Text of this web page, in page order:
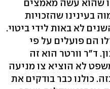
שהוא עשה מאמצים
בעינינו שהזכויות
לא באות לידי ביטוי.
הם פועלים על פי
ד"ר וורטר הוא זה
לא הוציא צו מניעה
כולנו כבר בודקים את